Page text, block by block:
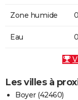
Zone humide
Eau
Les villes à
Boyer (42460)